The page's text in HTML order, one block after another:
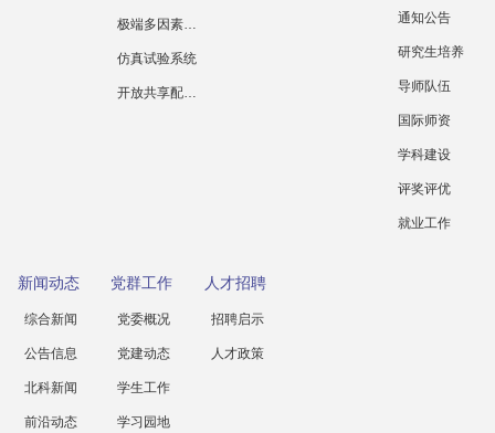
极端多因素腐蚀
仿真试验系统
开放共享配套设施
通知公告
研究生培养
导师队伍
国际师资
学科建设
评奖评优
就业工作
新闻动态
综合新闻
公告信息
北科新闻
前沿动态
党群工作
党委概况
党建动态
学生工作
学习园地
人才招聘
招聘启示
人才政策